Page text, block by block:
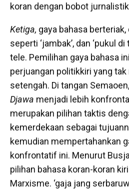
koran dengan bobot
Ketiga, gaya bahasa
seperti ‘jambak’, dan ‘pukul
tele. Pemilihan gaya bahasa
perjuangan politikkiri yang
setengah. Di tangan
Djawa menjadi lebih
merupakan pilihan taktis
kemerdekaan sebagai
kemudian mempertahankan
konfrontatif ini. Menurut
pilihan bahasa koran-koran
Marxisme. ‘gaja jang